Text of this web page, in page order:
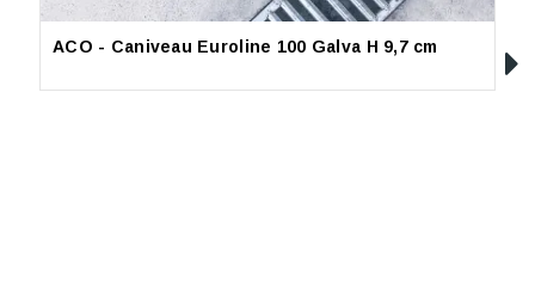
ACO - Caniveau Euroline 100 Galva H 9,7 cm